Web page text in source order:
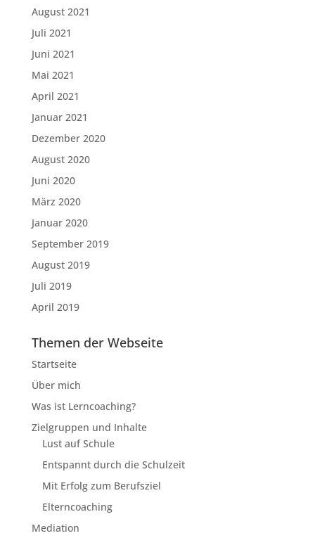
August 2021
Juli 2021
Juni 2021
Mai 2021
April 2021
Januar 2021
Dezember 2020
August 2020
Juni 2020
März 2020
Januar 2020
September 2019
August 2019
Juli 2019
April 2019
Themen der Webseite
Startseite
Über mich
Was ist Lerncoaching?
Zielgruppen und Inhalte
Lust auf Schule
Entspannt durch die Schulzeit
Mit Erfolg zum Berufsziel
Elterncoaching
Mediation